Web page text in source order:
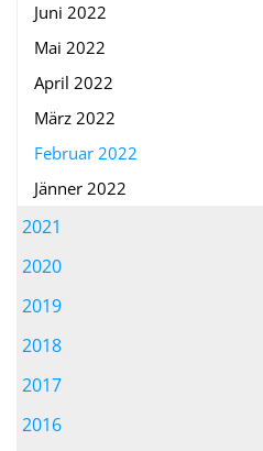
Juni 2022
Mai 2022
April 2022
März 2022
Februar 2022
Jänner 2022
2021
2020
2019
2018
2017
2016